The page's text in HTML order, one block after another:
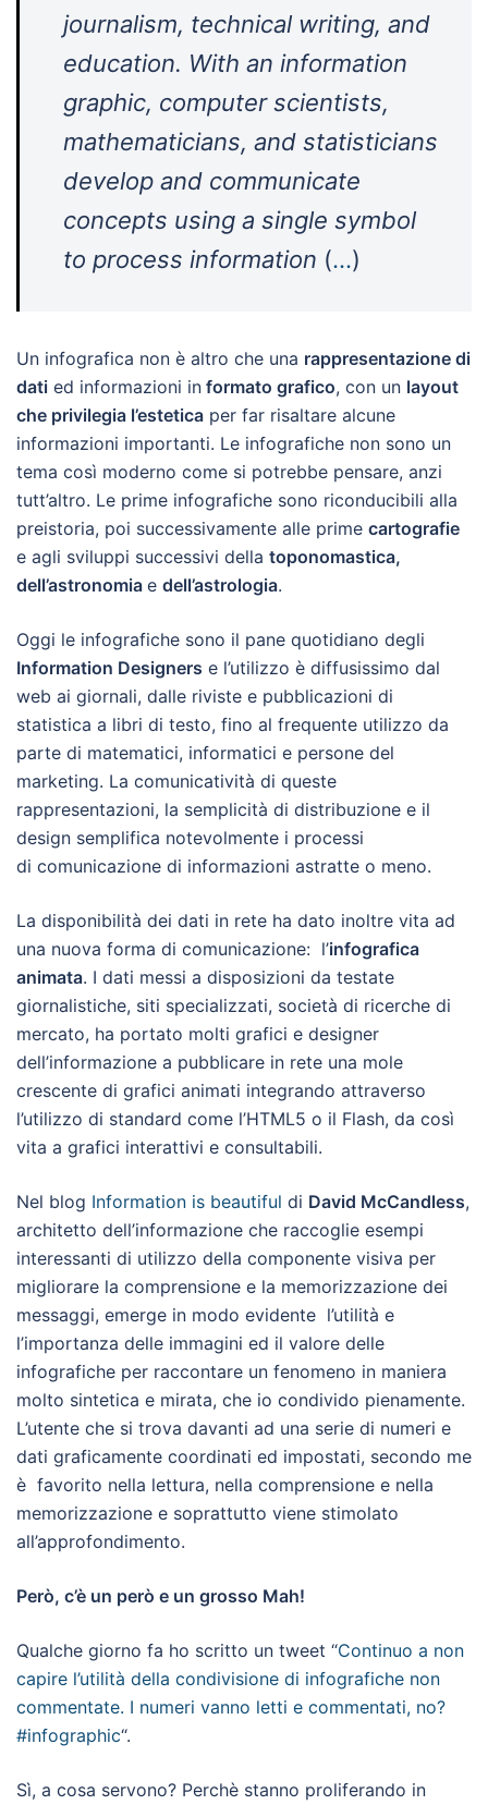
journalism, technical writing, and
education. With an information
graphic, computer scientists,
mathematicians, and statisticians
develop and communicate
concepts using a single symbol
to process information (…)
Un infografica non è altro che una rappresentazione di
dati ed informazioni in formato grafico, con un layout
che privilegia l’estetica per far risaltare alcune
informazioni importanti. Le infografiche non sono un
tema così moderno come si potrebbe pensare, anzi
tutt’altro. Le prime infografiche sono riconducibili alla
preistoria, poi successivamente alle prime cartografie
e agli sviluppi successivi della toponomastica,
dell’astronomia e dell’astrologia.
Oggi le infografiche sono il pane quotidiano degli
Information Designers e l’utilizzo è diffusissimo dal
web ai giornali, dalle riviste e pubblicazioni di
statistica a libri di testo, fino al frequente utilizzo da
parte di matematici, informatici e persone del
marketing. La comunicatività di queste
rappresentazioni, la semplicità di distribuzione e il
design semplifica notevolmente i processi
di comunicazione di informazioni astratte o meno.
La disponibilità dei dati in rete ha dato inoltre vita ad
una nuova forma di comunicazione: l’infografica
animata. I dati messi a disposizioni da testate
giornalistiche, siti specializzati, società di ricerche di
mercato, ha portato molti grafici e designer
dell’informazione a pubblicare in rete una mole
crescente di grafici animati integrando attraverso
l’utilizzo di standard come l’HTML5 o il Flash, da così
vita a grafici interattivi e consultabili.
Nel blog Information is beautiful di David McCandless,
architetto dell’informazione che raccoglie esempi
interessanti di utilizzo della componente visiva per
migliorare la comprensione e la memorizzazione dei
messaggi, emerge in modo evidente l’utilità e
l’importanza delle immagini ed il valore delle
infografiche per raccontare un fenomeno in maniera
molto sintetica e mirata, che io condivido pienamente.
L’utente che si trova davanti ad una serie di numeri e
dati graficamente coordinati ed impostati, secondo me
è favorito nella lettura, nella comprensione e nella
memorizzazione e soprattutto viene stimolato
all’approfondimento.
Però, c’è un però e un grosso Mah!
Qualche giorno fa ho scritto un tweet “Continuo a non
capire l’utilità della condivisione di infografiche non
commentate. I numeri vanno letti e commentati, no?
#infographic“.
Sì, a cosa servono? Perchè stanno proliferando in